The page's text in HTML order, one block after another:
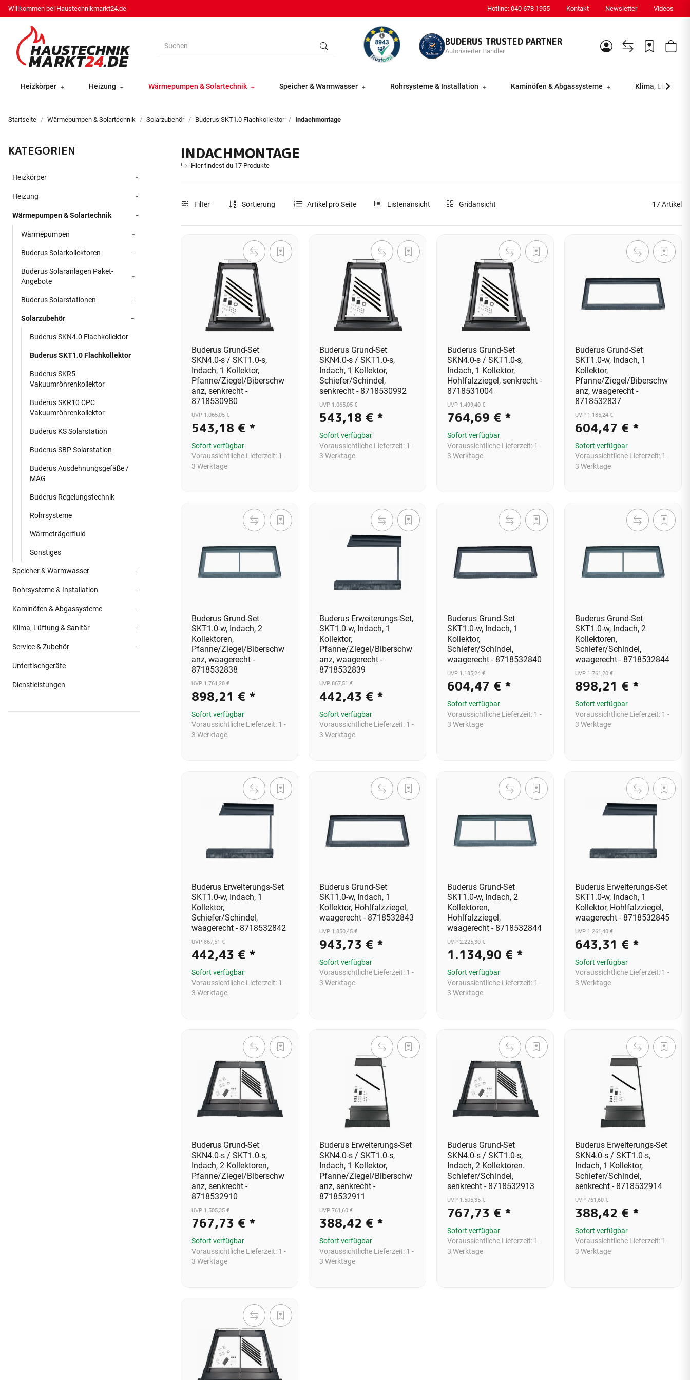
Willkommen bei Haustechnikmarkt24.de Hotline: 040 678 1955 Kontakt Newsletter Videos
BUDERUS TRUSTED PARTNER
Autorisierter Händler
Heizkörper Heizung Wärmepumpen & Solartechnik Speicher & Warmwasser Rohrsysteme & Installation Kaminöfen & Abgassysteme Klima, Lüftung
Startseite Wärmepumpen & Solartechnik Solarzubehör Buderus SKT1.0 Flachkollektor Indachmontage
INDACHMONTAGE
Hier findest du 17 Produkte
Filter Sortierung Artikel pro Seite Listenansicht Gridansicht 17 Artikel
Buderus Grund-Set
SKN4.0-s / SKT1.0-s,
Indach, 1 Kollektor,
Pfanne/Ziegel/Biberschw
anz, senkrecht -
8718530980
UVP 1.065,05 €
543,18 € *
Sofort verfügbar
Voraussichtliche Lieferzeit: 1 -
3 Werktage
Buderus Grund-Set
SKN4.0-s / SKT1.0-s,
Indach, 1 Kollektor,
Schiefer/Schindel,
senkrecht - 8718530992
UVP 1.065,05 €
543,18 € *
Sofort verfügbar
Voraussichtliche Lieferzeit: 1 -
3 Werktage
Buderus Grund-Set
SKN4.0-s / SKT1.0-s,
Indach, 1 Kollektor,
Hohlfalzziegel, senkrecht -
8718531004
UVP 1.499,40 €
764,69 € *
Sofort verfügbar
Voraussichtliche Lieferzeit: 1 -
3 Werktage
Buderus Grund-Set
SKT1.0-w, Indach, 1
Kollektor,
Pfanne/Ziegel/Biberschw
anz, waagerecht -
8718532837
UVP 1.185,24 €
604,47 € *
Sofort verfügbar
Voraussichtliche Lieferzeit: 1 -
3 Werktage
Buderus Grund-Set
SKT1.0-w, Indach, 2
Kollektoren,
Pfanne/Ziegel/Biberschw
anz, waagerecht -
8718532838
UVP 1.761,20 €
898,21 € *
Sofort verfügbar
Voraussichtliche Lieferzeit: 1 -
3 Werktage
Buderus Erweiterungs-Set,
SKT1.0-w, Indach, 1
Kollektor,
Pfanne/Ziegel/Biberschw
anz, waagerecht -
8718532839
UVP 867,51 €
442,43 € *
Sofort verfügbar
Voraussichtliche Lieferzeit: 1 -
3 Werktage
Buderus Grund-Set
SKT1.0-w, Indach, 1
Kollektor,
Schiefer/Schindel,
waagerecht - 8718532840
UVP 1.185,24 €
604,47 € *
Sofort verfügbar
Voraussichtliche Lieferzeit: 1 -
3 Werktage
Buderus Grund-Set
SKT1.0-w, Indach, 2
Kollektoren,
Schiefer/Schindel,
waagerecht - 8718532844
UVP 1.761,20 €
898,21 € *
Sofort verfügbar
Voraussichtliche Lieferzeit: 1 -
3 Werktage
Buderus Erweiterungs-Set
SKT1.0-w, Indach, 1
Kollektor,
Schiefer/Schindel,
waagerecht - 8718532842
UVP 867,51 €
442,43 € *
Sofort verfügbar
Voraussichtliche Lieferzeit: 1 -
3 Werktage
Buderus Grund-Set
SKT1.0-w, Indach, 1
Kollektor, Hohlfalzziegel,
waagerecht - 8718532843
UVP 1.850,45 €
943,73 € *
Sofort verfügbar
Voraussichtliche Lieferzeit: 1 -
3 Werktage
Buderus Grund-Set
SKT1.0-w, Indach, 2
Kollektoren,
Hohlfalzziegel,
waagerecht - 8718532844
UVP 2.225,30 €
1.134,90 € *
Sofort verfügbar
Voraussichtliche Lieferzeit: 1 -
3 Werktage
Buderus Erweiterungs-Set
SKT1.0-w, Indach, 1
Kollektor, Hohlfalzziegel,
waagerecht - 8718532845
UVP 1.261,40 €
643,31 € *
Sofort verfügbar
Voraussichtliche Lieferzeit: 1 -
3 Werktage
Buderus Grund-Set
SKN4.0-s / SKT1.0-s,
Indach, 2 Kollektoren,
Pfanne/Ziegel/Biberschw
anz, senkrecht -
8718532910
UVP 1.505,35 €
767,73 € *
Sofort verfügbar
Voraussichtliche Lieferzeit: 1 -
3 Werktage
Buderus Erweiterungs-Set
SKN4.0-s / SKT1.0-s,
Indach, 1 Kollektor,
Pfanne/Ziegel/Biberschw
anz, senkrecht -
8718532911
UVP 761,60 €
388,42 € *
Sofort verfügbar
Voraussichtliche Lieferzeit: 1 -
3 Werktage
Buderus Grund-Set
SKN4.0-s / SKT1.0-s,
Indach, 2 Kollektoren.
Schiefer/Schindel,
senkrecht - 8718532913
UVP 1.505,35 €
767,73 € *
Sofort verfügbar
Voraussichtliche Lieferzeit: 1 -
3 Werktage
Buderus Erweiterungs-Set
SKN4.0-s / SKT1.0-s,
Indach, 1 Kollektor,
Schiefer/Schindel,
senkrecht - 8718532914
UVP 761,60 €
388,42 € *
Sofort verfügbar
Voraussichtliche Lieferzeit: 1 -
3 Werktage
KATEGORIEN
Heizkörper
Heizung
Wärmepumpen & Solartechnik
Wärmepumpen
Buderus Solarkollektoren
Buderus Solaranlagen Paket-
Angebote
Buderus Solarstationen
Solarzubehör
Buderus SKN4.0 Flachkollektor
Buderus SKT1.0 Flachkollektor
Buderus SKR5
Vakuumröhrenkollektor
Buderus SKR10 CPC
Vakuumröhrenkollektor
Buderus KS Solarstation
Buderus SBP Solarstation
Buderus Ausdehnungsgefäße /
MAG
Buderus Regelungstechnik
Rohrsysteme
Wärmeträgerfluid
Sonstiges
Speicher & Warmwasser
Rohrsysteme & Installation
Kaminöfen & Abgassysteme
Klima, Lüftung & Sanitär
Service & Zubehör
Untertischgeräte
Dienstleistungen